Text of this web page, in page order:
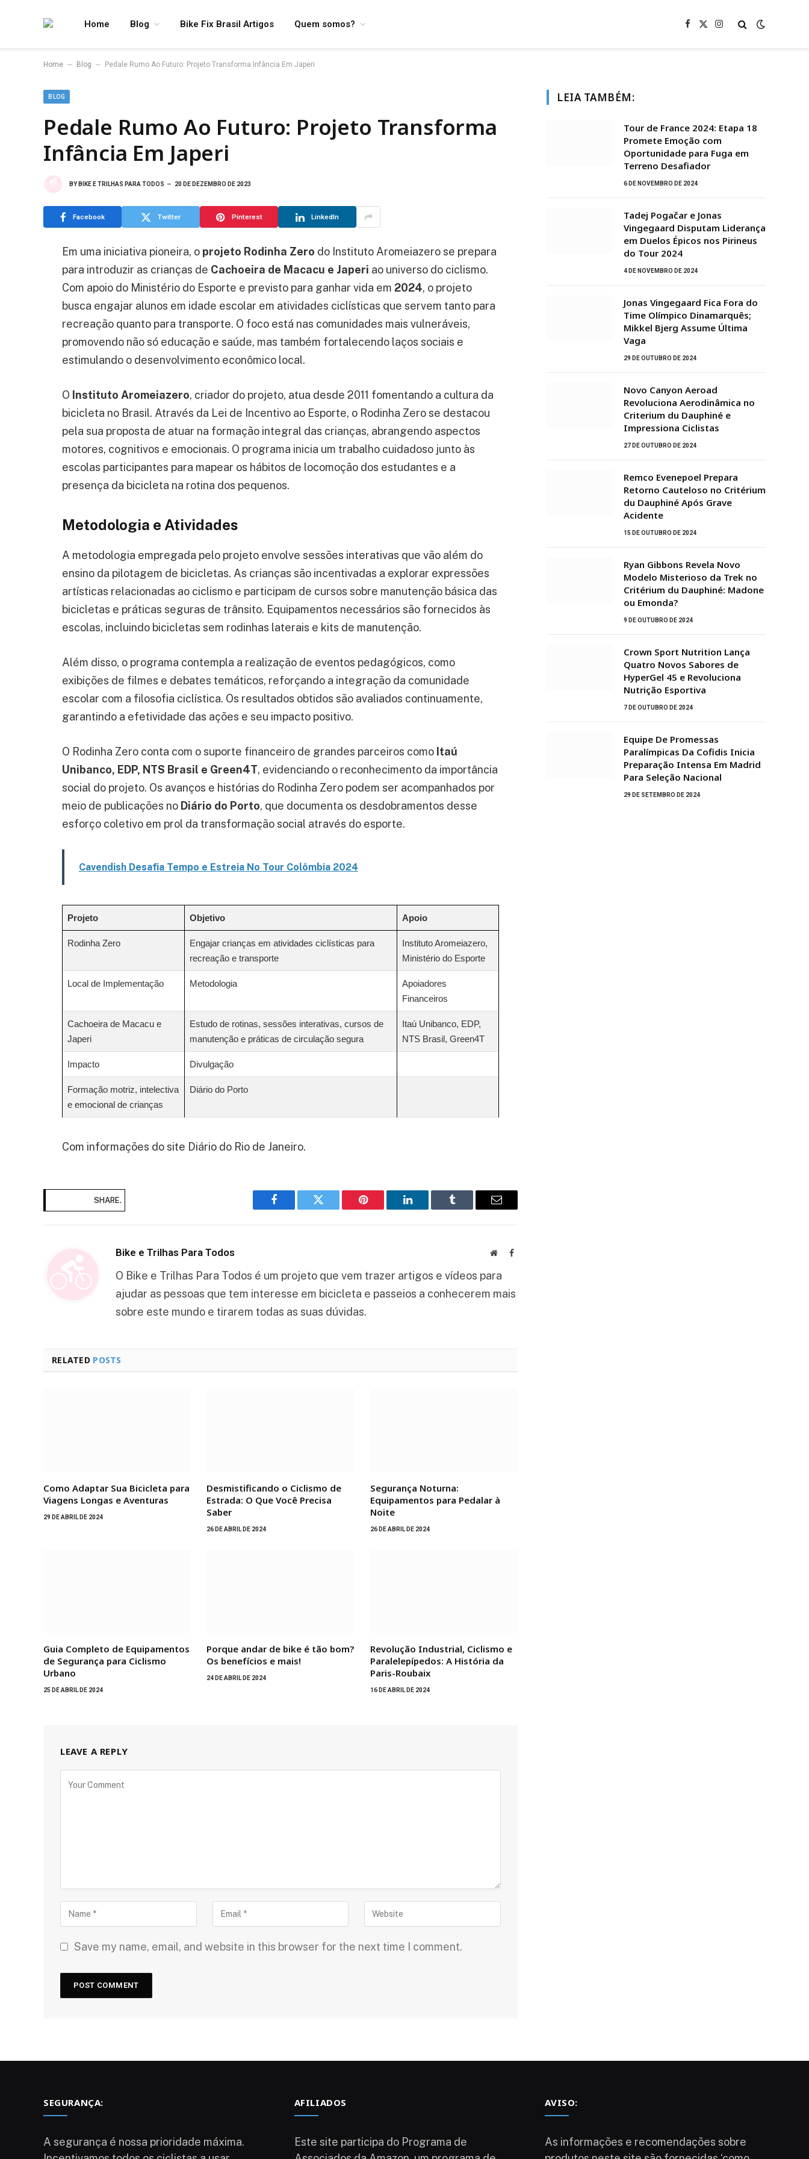
Home Blog Bike Fix Brasil Artigos Quem somos? Facebook
X
Instagram
Home – Blog – Pedale Rumo Ao Futuro: Projeto Transforma Infância Em Japeri
BLOG
Pedale Rumo Ao Futuro: Projeto Transforma
Infância Em Japeri
BY BIKE E TRILHAS PARA TODOS 20 DE DEZEMBRO DE 2023
Facebook Twitter Pinterest LinkedIn
Em uma iniciativa pioneira, o projeto Rodinha Zero do Instituto Aromeiazero se prepara
para introduzir as crianças de Cachoeira de Macacu e Japeri ao universo do ciclismo.
Com apoio do Ministério do Esporte e previsto para ganhar vida em 2024, o projeto
busca engajar alunos em idade escolar em atividades ciclísticas que servem tanto para
recreação quanto para transporte. O foco está nas comunidades mais vulneráveis,
promovendo não só educação e saúde, mas também fortalecendo laços sociais e
estimulando o desenvolvimento econômico local.
O Instituto Aromeiazero, criador do projeto, atua desde 2011 fomentando a cultura da
bicicleta no Brasil. Através da Lei de Incentivo ao Esporte, o Rodinha Zero se destacou
pela sua proposta de atuar na formação integral das crianças, abrangendo aspectos
motores, cognitivos e emocionais. O programa inicia um trabalho cuidadoso junto às
escolas participantes para mapear os hábitos de locomoção dos estudantes e a
presença da bicicleta na rotina dos pequenos.
Metodologia e Atividades
A metodologia empregada pelo projeto envolve sessões interativas que vão além do
ensino da pilotagem de bicicletas. As crianças são incentivadas a explorar expressões
artísticas relacionadas ao ciclismo e participam de cursos sobre manutenção básica das
bicicletas e práticas seguras de trânsito. Equipamentos necessários são fornecidos às
escolas, incluindo bicicletas sem rodinhas laterais e kits de manutenção.
Além disso, o programa contempla a realização de eventos pedagógicos, como
exibições de filmes e debates temáticos, reforçando a integração da comunidade
escolar com a filosofia ciclística. Os resultados obtidos são avaliados continuamente,
garantindo a efetividade das ações e seu impacto positivo.
O Rodinha Zero conta com o suporte financeiro de grandes parceiros como Itaú
Unibanco, EDP, NTS Brasil e Green4T, evidenciando o reconhecimento da importância
social do projeto. Os avanços e histórias do Rodinha Zero podem ser acompanhados por
meio de publicações no Diário do Porto, que documenta os desdobramentos desse
esforço coletivo em prol da transformação social através do esporte.
Cavendish Desafia Tempo e Estreia No Tour Colômbia 2024
Projeto Objetivo Apoio
Rodinha Zero
Engajar crianças em atividades ciclísticas para
recreação e transporte
Instituto Aromeiazero,
Ministério do Esporte
Local de Implementação Metodologia
Apoiadores
Financeiros
Cachoeira de Macacu e
Japeri
Estudo de rotinas, sessões interativas, cursos de
manutenção e práticas de circulação segura
Itaú Unibanco, EDP,
NTS Brasil, Green4T
Impacto Divulgação
Formação motriz, intelectiva
e emocional de crianças
Diário do Porto
Com informações do site Diário do Rio de Janeiro.
SHARE.
Facebook Twitter Pinterest LinkedIn Tumblr Email
Bike e Trilhas Para Todos WebsiteFacebook
O Bike e Trilhas Para Todos é um projeto que vem trazer artigos e vídeos para
ajudar as pessoas que tem interesse em bicicleta e passeios a conhecerem mais
sobre este mundo e tirarem todas as suas dúvidas.
RELATED POSTS
Como Adaptar Sua Bicicleta para
Viagens Longas e Aventuras
29 DE ABRIL DE 2024
Desmistificando o Ciclismo de
Estrada: O Que Você Precisa
Saber
26 DE ABRIL DE 2024
Segurança Noturna:
Equipamentos para Pedalar à
Noite
26 DE ABRIL DE 2024
Guia Completo de Equipamentos
de Segurança para Ciclismo
Urbano
25 DE ABRIL DE 2024
Porque andar de bike é tão bom?
Os benefícios e mais!
24 DE ABRIL DE 2024
Revolução Industrial, Ciclismo e
Paralelepípedos: A História da
Paris-Roubaix
16 DE ABRIL DE 2024
LEAVE A REPLY
Save my name, email, and website in this browser for the next time I comment.
LEIA TAMBÉM:
Tour de France 2024: Etapa 18
Promete Emoção com
Oportunidade para Fuga em
Terreno Desafiador
6 DE NOVEMBRO DE 2024
Tadej Pogačar e Jonas
Vingegaard Disputam Liderança
em Duelos Épicos nos Pirineus
do Tour 2024
4 DE NOVEMBRO DE 2024
Jonas Vingegaard Fica Fora do
Time Olímpico Dinamarquês;
Mikkel Bjerg Assume Última
Vaga
29 DE OUTUBRO DE 2024
Novo Canyon Aeroad
Revoluciona Aerodinâmica no
Criterium du Dauphiné e
Impressiona Ciclistas
27 DE OUTUBRO DE 2024
Remco Evenepoel Prepara
Retorno Cauteloso no Critérium
du Dauphiné Após Grave
Acidente
15 DE OUTUBRO DE 2024
Ryan Gibbons Revela Novo
Modelo Misterioso da Trek no
Critérium du Dauphiné: Madone
ou Emonda?
9 DE OUTUBRO DE 2024
Crown Sport Nutrition Lança
Quatro Novos Sabores de
HyperGel 45 e Revoluciona
Nutrição Esportiva
7 DE OUTUBRO DE 2024
Equipe De Promessas
Paralímpicas Da Cofidis Inicia
Preparação Intensa Em Madrid
Para Seleção Nacional
29 DE SETEMBRO DE 2024
SEGURANÇA:
A segurança é nossa prioridade máxima.
AFILIADOS
Este site participa do Programa de
AVISO:
As informações e recomendações sobre